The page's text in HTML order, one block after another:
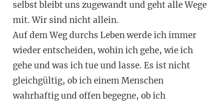
selbst bleibt uns zugewandt und geht alle Wege
mit. Wir sind nicht allein.
Auf dem Weg durchs Leben werde ich immer
wieder entscheiden, wohin ich gehe, wie ich
gehe und was ich tue und lasse. Es ist nicht
gleichgültig, ob ich einem Menschen
wahrhaftig und offen begegne, ob ich